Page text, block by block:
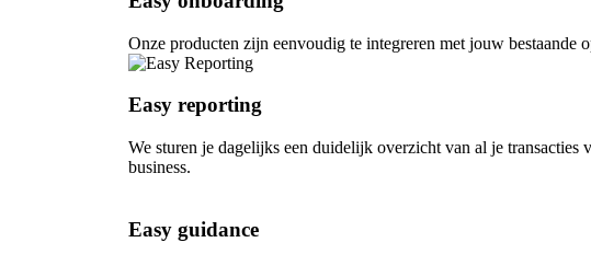
Onze producten zijn eenvoudig te integreren met jouw bestaande
Easy reporting
We sturen je dagelijks een duidelijk overzicht van al je
business.
Easy guidance